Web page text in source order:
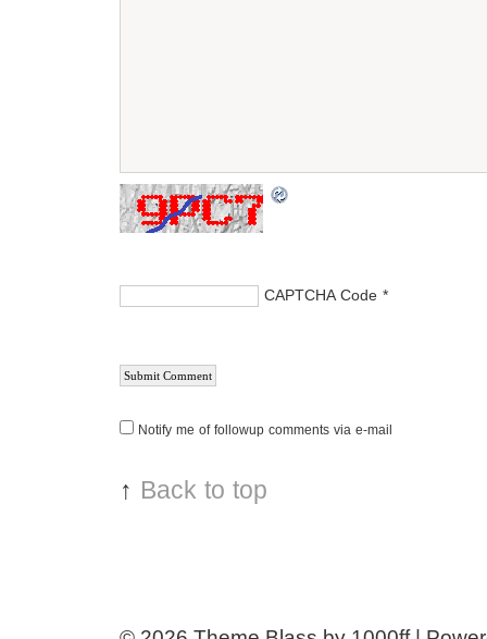
CAPTCHA Code *
Notify me of followup comments via e-mail
↑ Back to top